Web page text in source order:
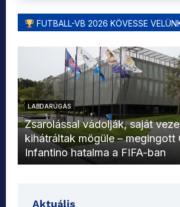
FUTBALL-VB 2026 KÖVESSE
LABDARÚGÁS
Zsarolással vádolják, saját
kihátráltak mögüle – megingott
Infantino hatalma a FIFA-ban
Aktuális